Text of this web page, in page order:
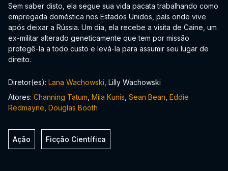
Sem saber disto, ela segue sua vida pacata trabalhando como
empregada doméstica nos Estados Unidos, país onde vive
após deixar a Rússia. Um dia, ela recebe a visita de Caine, um
ex-militar alterado geneticamente que tem por missão
protegê-la a todo custo e levá-la para assumir seu lugar de
direito.
Diretor(es): Lana Wachowski , Lilly Wachowski
Atores: Channing Tatum Mila Kunis Sean Bean Eddie
Redmayne Douglas Booth
Ação Ficção Científica